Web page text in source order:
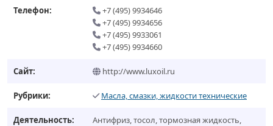
Телефон:
+7 (495) 9934646
+7 (495) 9934656
+7 (495) 9933061
+7 (495) 9934660
Сайт: http://www.luxoil.ru
Рубрики: Масла, смазки, жидкости технические
Деятельность:
Антифриз, тосол, тормозная жидкость,